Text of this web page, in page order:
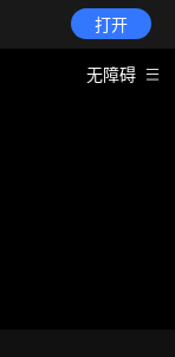
打开
无障碍